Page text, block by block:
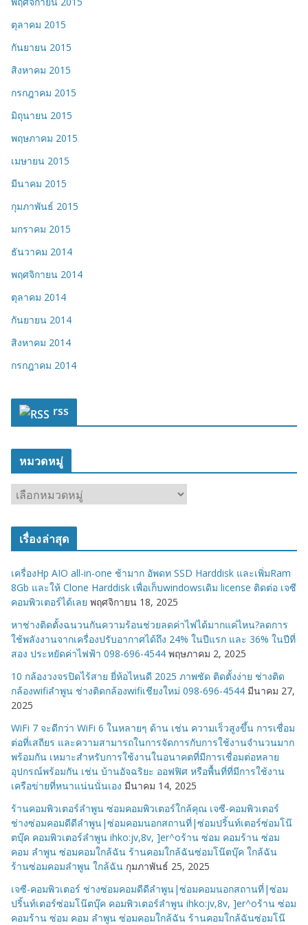
ตุลาคม 2015
กันยายน 2015
สิงหาคม 2015
กรกฎาคม 2015
มิถุนายน 2015
พฤษภาคม 2015
เมษายน 2015
มีนาคม 2015
กุมภาพันธ์ 2015
มกราคม 2015
ธันวาคม 2014
พฤศจิกายน 2014
ตุลาคม 2014
กันยายน 2014
สิงหาคม 2014
กรกฎาคม 2014
rss
หมวดหมู่
ม
ว
มู่
เรื่องล่าสุด
เครื่องHp AIO all-in-one ช้ามาก อัพดท SSD Harddisk และเพิ่มRam
8Gb และให้ Clone Harddisk เพื่อเก็บwindowsเดิม license ติดต่อ เจซี
คอมพิวเตอร์ได้เลย พฤศจิกายน 18, 2025
หาช่างติดตั้งฉนวนกันความร้อนช่วยลดค่าไฟได้มากแค่ไหน?ลดการ
ใช้พลังงานจากเครื่องปรับอากาศได้ถึง 24% ในปีแรก และ 36% ในปีที่
สอง ประหยัดค่าไฟฟ้า 098-696-4544 พฤษภาคม 2, 2025
10 กล้องวงจรปิดไร้สาย ยี่ห้อไหนดี 2025 ภาพชัด ติดตั้งง่าย ช่างติด
กล้องwifiลำพูน ช่างติดกล้องwifiเชียงใหม่ 098-696-4544 มีนาคม 27,
2025
WiFi 7 จะดีกว่า WiFi 6 ในหลายๆ ด้าน เช่น ความเร็วสูงขึ้น การเชื่อม
ต่อที่เสถียร และความสามารถในการจัดการกับการใช้งานจำนวนมาก
พร้อมกัน เหมาะสำหรับการใช้งานในอนาคตที่มีการเชื่อมต่อหลาย
อุปกรณ์พร้อมกัน เช่น บ้านอัจฉริยะ ออฟฟิศ หรือพื้นที่ที่มีการใช้งาน
เครือข่ายที่หนาแน่นนั่นเอง มีนาคม 14, 2025
ร้านคอมพิวเตอร์ลำพูน ซ่อมคอมพิวเตอร์ใกล้คุณ เจซี-คอมพิวเตอร์
ช่างซ่อมคอมดีดีลำพูน|ซ่อมคอมนอกสถานที่|ซ่อมปริ้นท์เตอร์ซ่อมโน๊
ตบุ๊ค คอมพิวเตอร์ลำพูน ihko:jv,8v, ]er^oร้าน ซ่อม คอมร้าน ซ่อม
คอม ลำพูน ซ่อมคอมใกล้ฉัน ร้านคอมใกล้ฉันซ่อมโน๊ตบุ๊ค ใกล้ฉัน
ร้านซ่อมคอมลำพูน ใกล้ฉัน กุมภาพันธ์ 25, 2025
เจซี-คอมพิวเตอร์ ช่างซ่อมคอมดีดีลำพูน|ซ่อมคอมนอกสถานที่|ซ่อม
ปริ้นท์เตอร์ซ่อมโน๊ตบุ๊ค คอมพิวเตอร์ลำพูน ihko:jv,8v, ]er^oร้าน ซ่อม
คอมร้าน ซ่อม คอม ลำพูน ซ่อมคอมใกล้ฉัน ร้านคอมใกล้ฉันซ่อมโน๊